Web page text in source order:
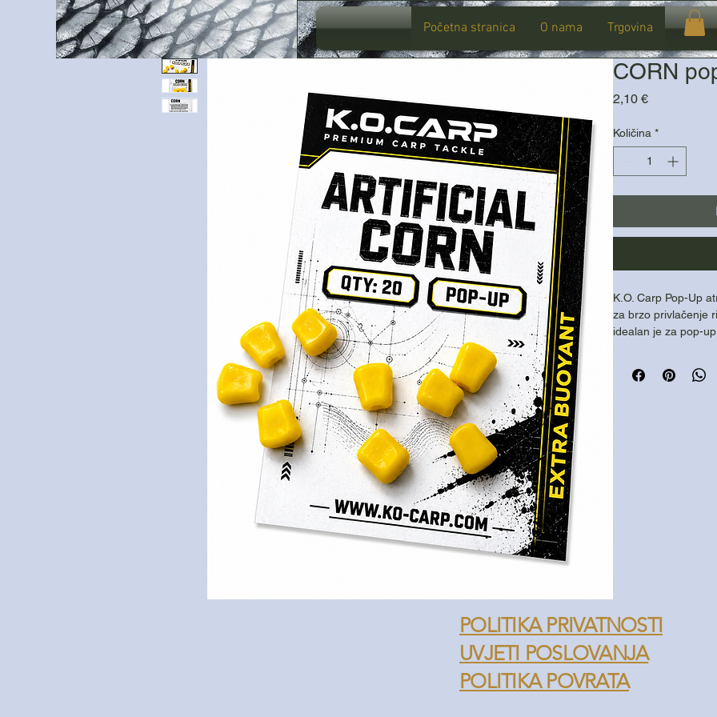
Početna stranica O nama Trgovina
CORN
2,10 €Cijena
Količina *
K.O. Carp Pop-Up
za brzo privlačenje
idealan je za pop-
Pakiranje sadrži 20
POLITIKA PRIVATNOSTI
UVJETI POSLOVANJA
POLITIKA POVRATA